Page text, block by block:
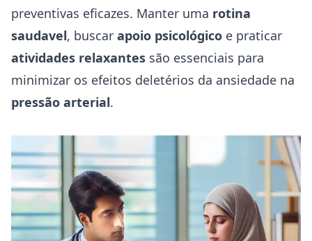
preventivas eficazes. Manter uma rotina
saudavel, buscar apoio psicológico e praticar
atividades relaxantes são essenciais para
minimizar os efeitos deletérios da ansiedade na
pressão arterial.